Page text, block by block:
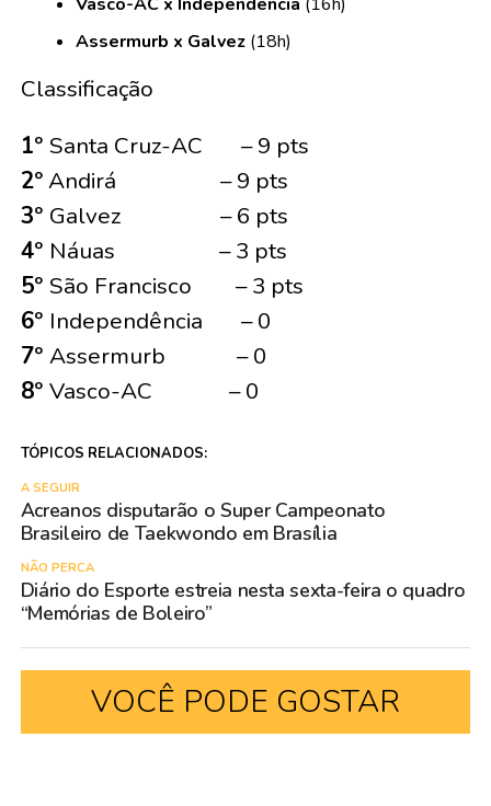
Assermurb x Galvez(18h)
Classificação
1º Santa Cruz-AC – 9 pts
2ºAndirá – 9 pts
3º Galvez – 6 pts
4º Náuas – 3 pts
5º São Francisco – 3 pts
6º Independência – 0
7º Assermurb – 0
8º Vasco-AC – 0
TÓPICOS RELACIONADOS:
A SEGUIR
Acreanos disputarão o Super Campeonato
Brasileiro de Taekwondo em Brasília
NÃO PERCA
Diário do Esporte estreia nesta sexta-feira o quadro
“Memórias de Boleiro”
VOCÊ PODE GOSTAR